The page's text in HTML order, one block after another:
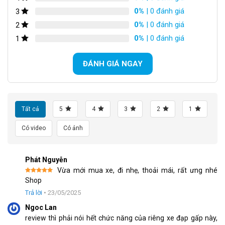
Bộ truyền động gồm 1 tầng dĩa và 7 tầng líp, mang lại khả năng
thay đổi tốc độ nhanh chóng.
Tay đề vặn Shimano chuyển đổi giữa các tốc độ một cách linh
hoạt và mượt mà.
3
0% | 0 đánh giá
2
0% | 0 đánh giá
1
0% | 0 đánh giá
ĐÁNH GIÁ NGAY
Tất cả 5 4 3 2 1
Có video Có ảnh
Phát Nguyễn
Được xếp
hạng5
sao
Vừa mới mua xe, đi nhẹ, thoải mái, rất ưng nhé
Shop
Trả lời • 23/05/2025
Ngoc Lan
review thì phải nói hết chức năng của riêng xe đạp gấp này,